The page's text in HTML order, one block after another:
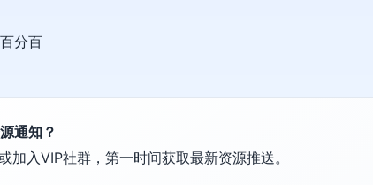
分百
通知？
加入VIP社群，第一时间获取最新资源推送。